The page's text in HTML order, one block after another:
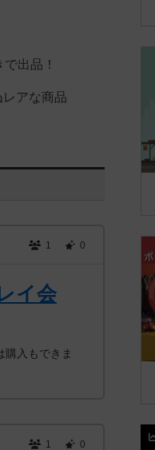
出品！
アな商品
1 0
イ会
入もできま
1 0